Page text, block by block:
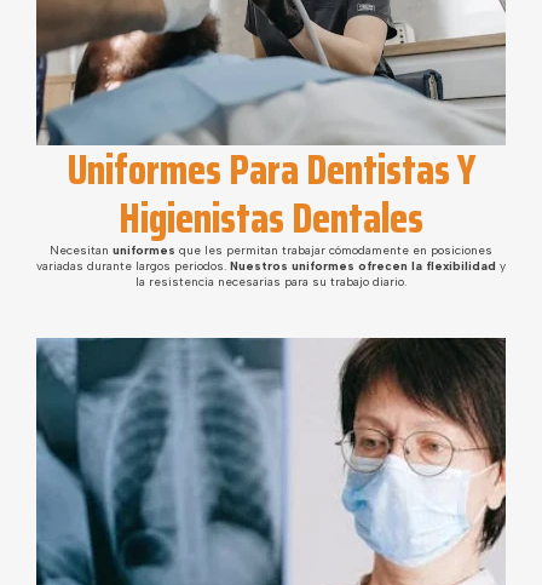
Uniformes Para Dentistas Y
Higienistas Dentales
Necesitan uniformes que les permitan trabajar cómodamente en posiciones
variadas durante largos periodos. Nuestros uniformes ofrecen la flexibilidad y
la resistencia necesarias para su trabajo diario.